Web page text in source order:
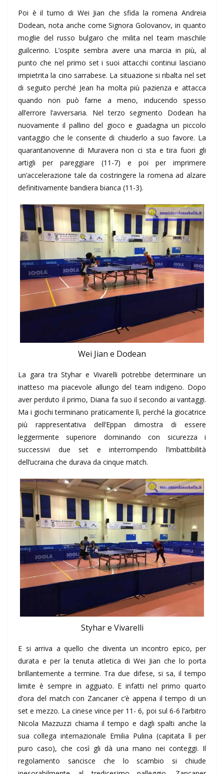
Poi è il turno di Wei Jian che sfida la romena Andreia
Dodean, nota anche come Signora Golovanov, in quanto
moglie del russo bulgaro che milita nel team maschile
guilcerino. L’ospite sembra avere una marcia in più, al
punto che nel primo set i suoi attacchi continui lasciano
impietrita la cino sarrabese. La situazione si ribalta nel set
di seguito perché Jean ha molta più pazienza e attacca
quando non può farne a meno, inducendo spesso
all’errore l’avversaria. Nel terzo segmento Dodean ha
nuovamente il pallino del gioco e guadagna un piccolo
vantaggio che le consente di chiuderlo a suo favore. La
quarantanovenne di Muravera non ci sta e tira fuori gli
artigli per pareggiare (11-7) e poi per imprimere
un’accelerazione tale da costringere la romena ad alzare
definitivamente bandiera bianca (11-3).
Wei Jian e Dodean
La gara tra Styhar e Vivarelli potrebbe determinare un
inatteso ma piacevole allungo del team indigeno. Dopo
aver perduto il primo, Diana fa suo il secondo ai vantaggi.
Ma i giochi terminano praticamente lì, perché la giocatrice
più rappresentativa dell’Eppan dimostra di essere
leggermente superiore dominando con sicurezza i
successivi due set e interrompendo l’imbattibilità
dell’ucraina che durava da cinque match.
Styhar e Vivarelli
E si arriva a quello che diventa un incontro epico, per
durata e per la tenuta atletica di Wei Jian che lo porta
brillantemente a termine. Tra due difese, si sa, il tempo
limite è sempre in agguato. E infatti nel primo quarto
d’ora del match con Zancaner c’è appena il tempo di un
set e mezzo. La cinese vince per 11- 6, poi sul 6-6 l’arbitro
Nicola Mazzuzzi chiama il tempo e dagli spalti anche la
sua collega internazionale Emilia Pulina (capitata lì per
puro caso), che così gli dà una mano nei conteggi. Il
regolamento sancisce che lo scambio si chiude